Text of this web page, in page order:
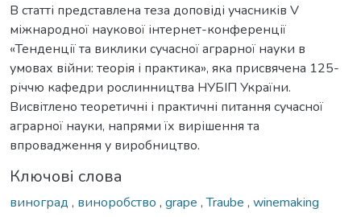
В статті представлена теза доповіді учасників V
міжнародної наукової інтернет-конференції
«Тенденції та виклики сучасної аграрної науки в
умовах війни: теорія і практика», яка присвячена 125-
річчю кафедри рослинництва НУБІП України.
Висвітлено теоретичні і практичні питання сучасної
аграрної науки, напрями їх вирішення та
впровадження у виробництво.
Ключові слова
виноград , виноробство , grape ,Traube , winemaking